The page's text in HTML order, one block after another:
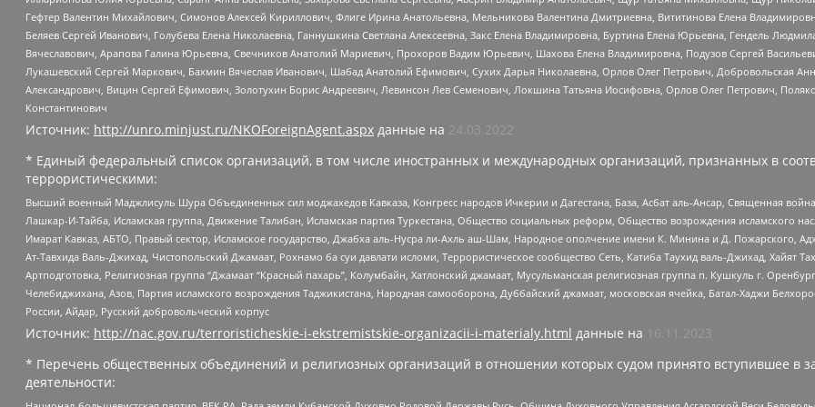
Гефтер Валентин Михайлович, Симонов Алексей Кириллович, Флиге Ирина Анатольевна, Мельникова Валентина Дмитриевна, Вититинова Елена
Беляев Сергей Иванович, Голубева Елена Николаевна, Ганнушкина Светлана Алексеевна, Закс Елена Владимировна, Буртина Елена Юрьевна, Гендель
Вячеславович, Арапова Галина Юрьевна, Свечников Анатолий Мариевич, Прохоров Вадим Юрьевич, Шахова Елена Владимировна, Подузов Сергей
Лукашевский Сергей Маркович, Бахмин Вячеслав Иванович, Шабад Анатолий Ефимович, Сухих Дарья Николаевна, Орлов Олег Петрович, Добровольская
Александрович, Вицин Сергей Ефимович, Золотухин Борис Андреевич, Левинсон Лев Семенович, Локшина Татьяна Иосифовна, Орлов Олег Петрович,
Константинович
Источник: http://unro.minjust.ru/NKOForeignAgent.aspx данные на 24.03.2022
* Единый федеральный список организаций, в том числе иностранных и международных организаций, признанных в
террористическими:
Высший военный Маджлисуль Шура Объединенных сил моджахедов Кавказа, Конгресс народов Ичкерии и Дагестана, База, Асбат аль-Ансар, Священная
Лашкар-И-Тайба, Исламская группа, Движение Талибан, Исламская партия Туркестана, Общество социальных реформ, Общество возрождения исламского
Имарат Кавказ, АБТО, Правый сектор, Исламское государство, Джабха аль-Нусра ли-Ахль аш-Шам, Народное ополчение имени К. Минина и Д. Пожарского,
Ат-Тавхида Валь-Джихад, Чистопольский Джамаат, Рохнамо ба суи давлати исломи, Террористическое сообщество Сеть, Катиба Таухид валь-Джихад,
Артподготовка, Религиозная группа “Джамаат “Красный пахарь”, Колумбайн, Хатлонский джамаат, Мусульманская религиозная группа п. Кушкуль г.
Челебиджихана, Азов, Партия исламского возрождения Таджикистана, Народная самооборона, Дуббайский джамаат, московская ячейка, Батал-Хаджи
России, Айдар, Русский добровольческий корпус
Источник: http://nac.gov.ru/terroristicheskie-i-ekstremistskie-organizacii-i-materialy.html данные на
16.11.2023
* Перечень общественных объединений и религиозных организаций в отношении которых судом принято вступившее в
деятельности: